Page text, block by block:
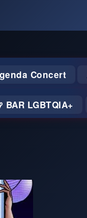
Concert
BAR LGBTQIA+